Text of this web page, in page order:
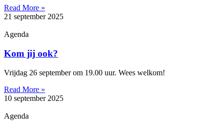
Read More »
21 september 2025
Agenda
Kom jij ook?
Vrijdag 26 september om 19.00 uur. Wees welkom!
Read More »
10 september 2025
Agenda